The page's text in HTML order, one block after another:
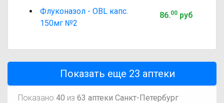
Флуконазол - OBL капс.
150мг №2
86.00руб
Показать еще 23 аптеки
Показано 40 из 63 аптеки Санкт-Петербург